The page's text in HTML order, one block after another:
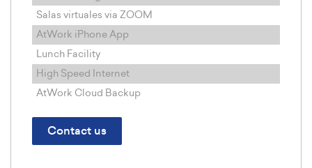
Salas virtuales via ZOOM
AtWork iPhone App
Lunch Facility
High Speed Internet
AtWork Cloud Backup
Contact us